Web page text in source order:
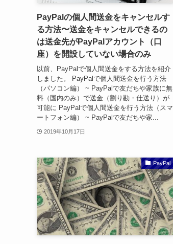
PayPalの個人間送金をキャンセルす
る方法〜送金をキャンセルできるの
は送金先がPayPalアカウント（口
座）を開設していない場合のみ
以前、PayPalで個人間送金をする方法を紹介
しました。 PayPalで個人間送金を行う方法
（パソコン編） ~ PayPalで友だちや家族に無
料（国内のみ）で送金（割り勘・仕送り）が
可能に PayPalで個人間送金を行う方法（スマ
ートフォン編） ~ PayPalで友だちや家...
2019年10月17日
PayPal